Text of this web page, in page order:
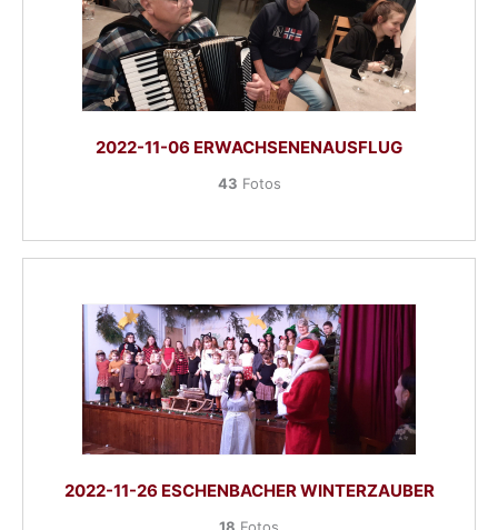
2022-11-06 ERWACHSENENAUSFLUG
43 Fotos
2022-11-26 ESCHENBACHER WINTERZAUBER
18 Fotos